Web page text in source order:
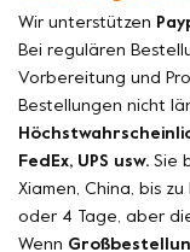
Wir unterstützen
Bei regulären
Vorbereitung und
Bestellungen nicht
FedEx, UPS usw. Sie
Xiamen, China, bis
oder 4 Tage, aber
Wenn